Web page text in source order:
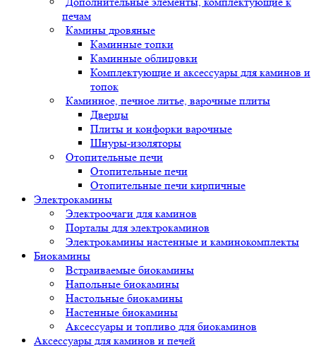
печам
Камины дровяные
Каминные топки
Каминные облицовки
Комплектующие и аксессуары для каминов и
топок
Каминное, печное литье, варочные плиты
Дверцы
Плиты и конфорки варочные
Шнуры-изоляторы
Отопительные печи
Отопительные печи
Отопительные печи кирпичные
Электрокамины
Электроочаги для каминов
Порталы для электрокаминов
Электрокамины настенные и каминокомплекты
Биокамины
Встраиваемые биокамины
Напольные биокамины
Настольные биокамины
Настенные биокамины
Аксессуары и топливо для биокаминов
Аксессуары для каминов и печей